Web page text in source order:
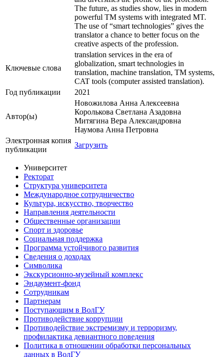
The future, as studies show, lies in modern
powerful TM systems with integrated MT.
The use of “smart technologies” gives the
translator a chance to better focus on the
creative aspects of the profession.
Ключевые cлова
translation services in the era of
globalization, smart technologies in
translation, machine translation, ТМ systems,
CAT tools (computer assisted translation).
Год публикации
2021
Автор(ы)
Новожилова Анна Алексеевна
Королькова Светлана Азадовна
Митягина Вера Александровна
Наумова Анна Петровна
Электронная копия
публикации
Загрузить
Университет
Ректорат
Структура университета
Международное сотрудничество
Культура, искусство, творчество
Направления деятельности
Общественные организации
Спорт и здоровье
Социальная поддержка
Программа устойчивого развития
Сведения о доходах
Символика
Экскурсионно-музейный комплекс
Эндаумент-фонд
Сотрудникам
Партнерам
Поступающим в ВолГУ
Противодействие коррупции
Противодействие экстремизму и терроризму,
профилактика девиантного поведения
Политика в отношении обработки персональных
данных в ВолГУ